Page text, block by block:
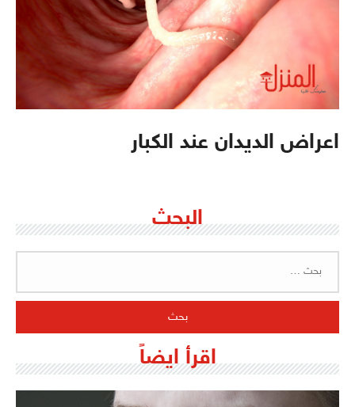
اعراض الديدان عند الكبار
البحث
اقرأ ايضاً